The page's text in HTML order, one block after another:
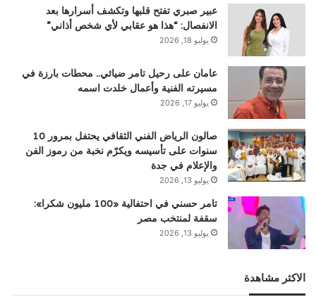
عبير صبري تفتح قلبها وتكشف أسرارها بعد
الانفصال: “هذا هو عقابي لأي شخص أذاني”
يوليو 18, 2026
عامان على رحيل تامر ضيائي.. محطات بارزة في
مسيرته الفنية وأعمال خلدت اسمه
يوليو 17, 2026
صالون الرياض الفني الثقافي يحتفل بمرور 10
سنوات على تأسيسه ويكرّم نخبة من رموز الفن
والإعلام في جدة
يوليو 13, 2026
تامر حسني في احتفالية «100 مليون شكرا»:
سقفة لمنتخب مصر
يوليو 13, 2026
الاكثر مشاهدة